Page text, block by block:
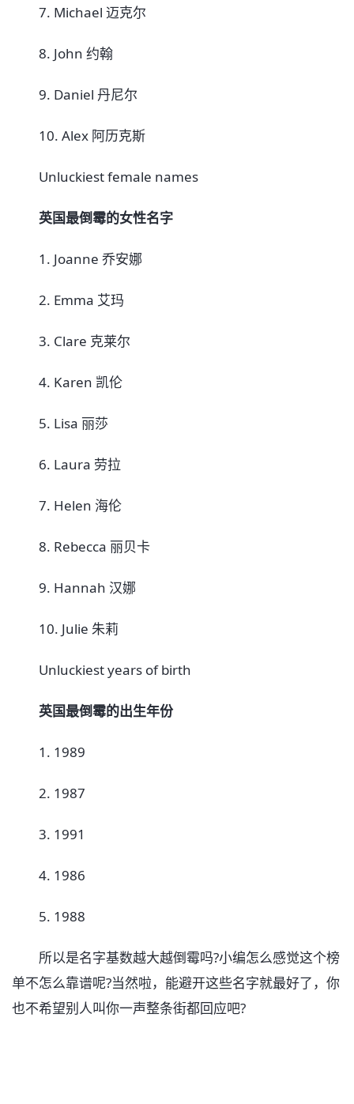
7. Michael 迈克尔
8. John 约翰
9. Daniel 丹尼尔
10. Alex 阿历克斯
Unluckiest female names
英国最倒霉的女性名字
1. Joanne 乔安娜
2. Emma 艾玛
3. Clare 克莱尔
4. Karen 凯伦
5. Lisa 丽莎
6. Laura 劳拉
7. Helen 海伦
8. Rebecca 丽贝卡
9. Hannah 汉娜
10. Julie 朱莉
Unluckiest years of birth
英国最倒霉的出生年份
1. 1989
2. 1987
3. 1991
4. 1986
5. 1988
所以是名字基数越大越倒霉吗?小编怎么感觉这个榜
单不怎么靠谱呢?当然啦，能避开这些名字就最好了，你
也不希望别人叫你一声整条街都回应吧?